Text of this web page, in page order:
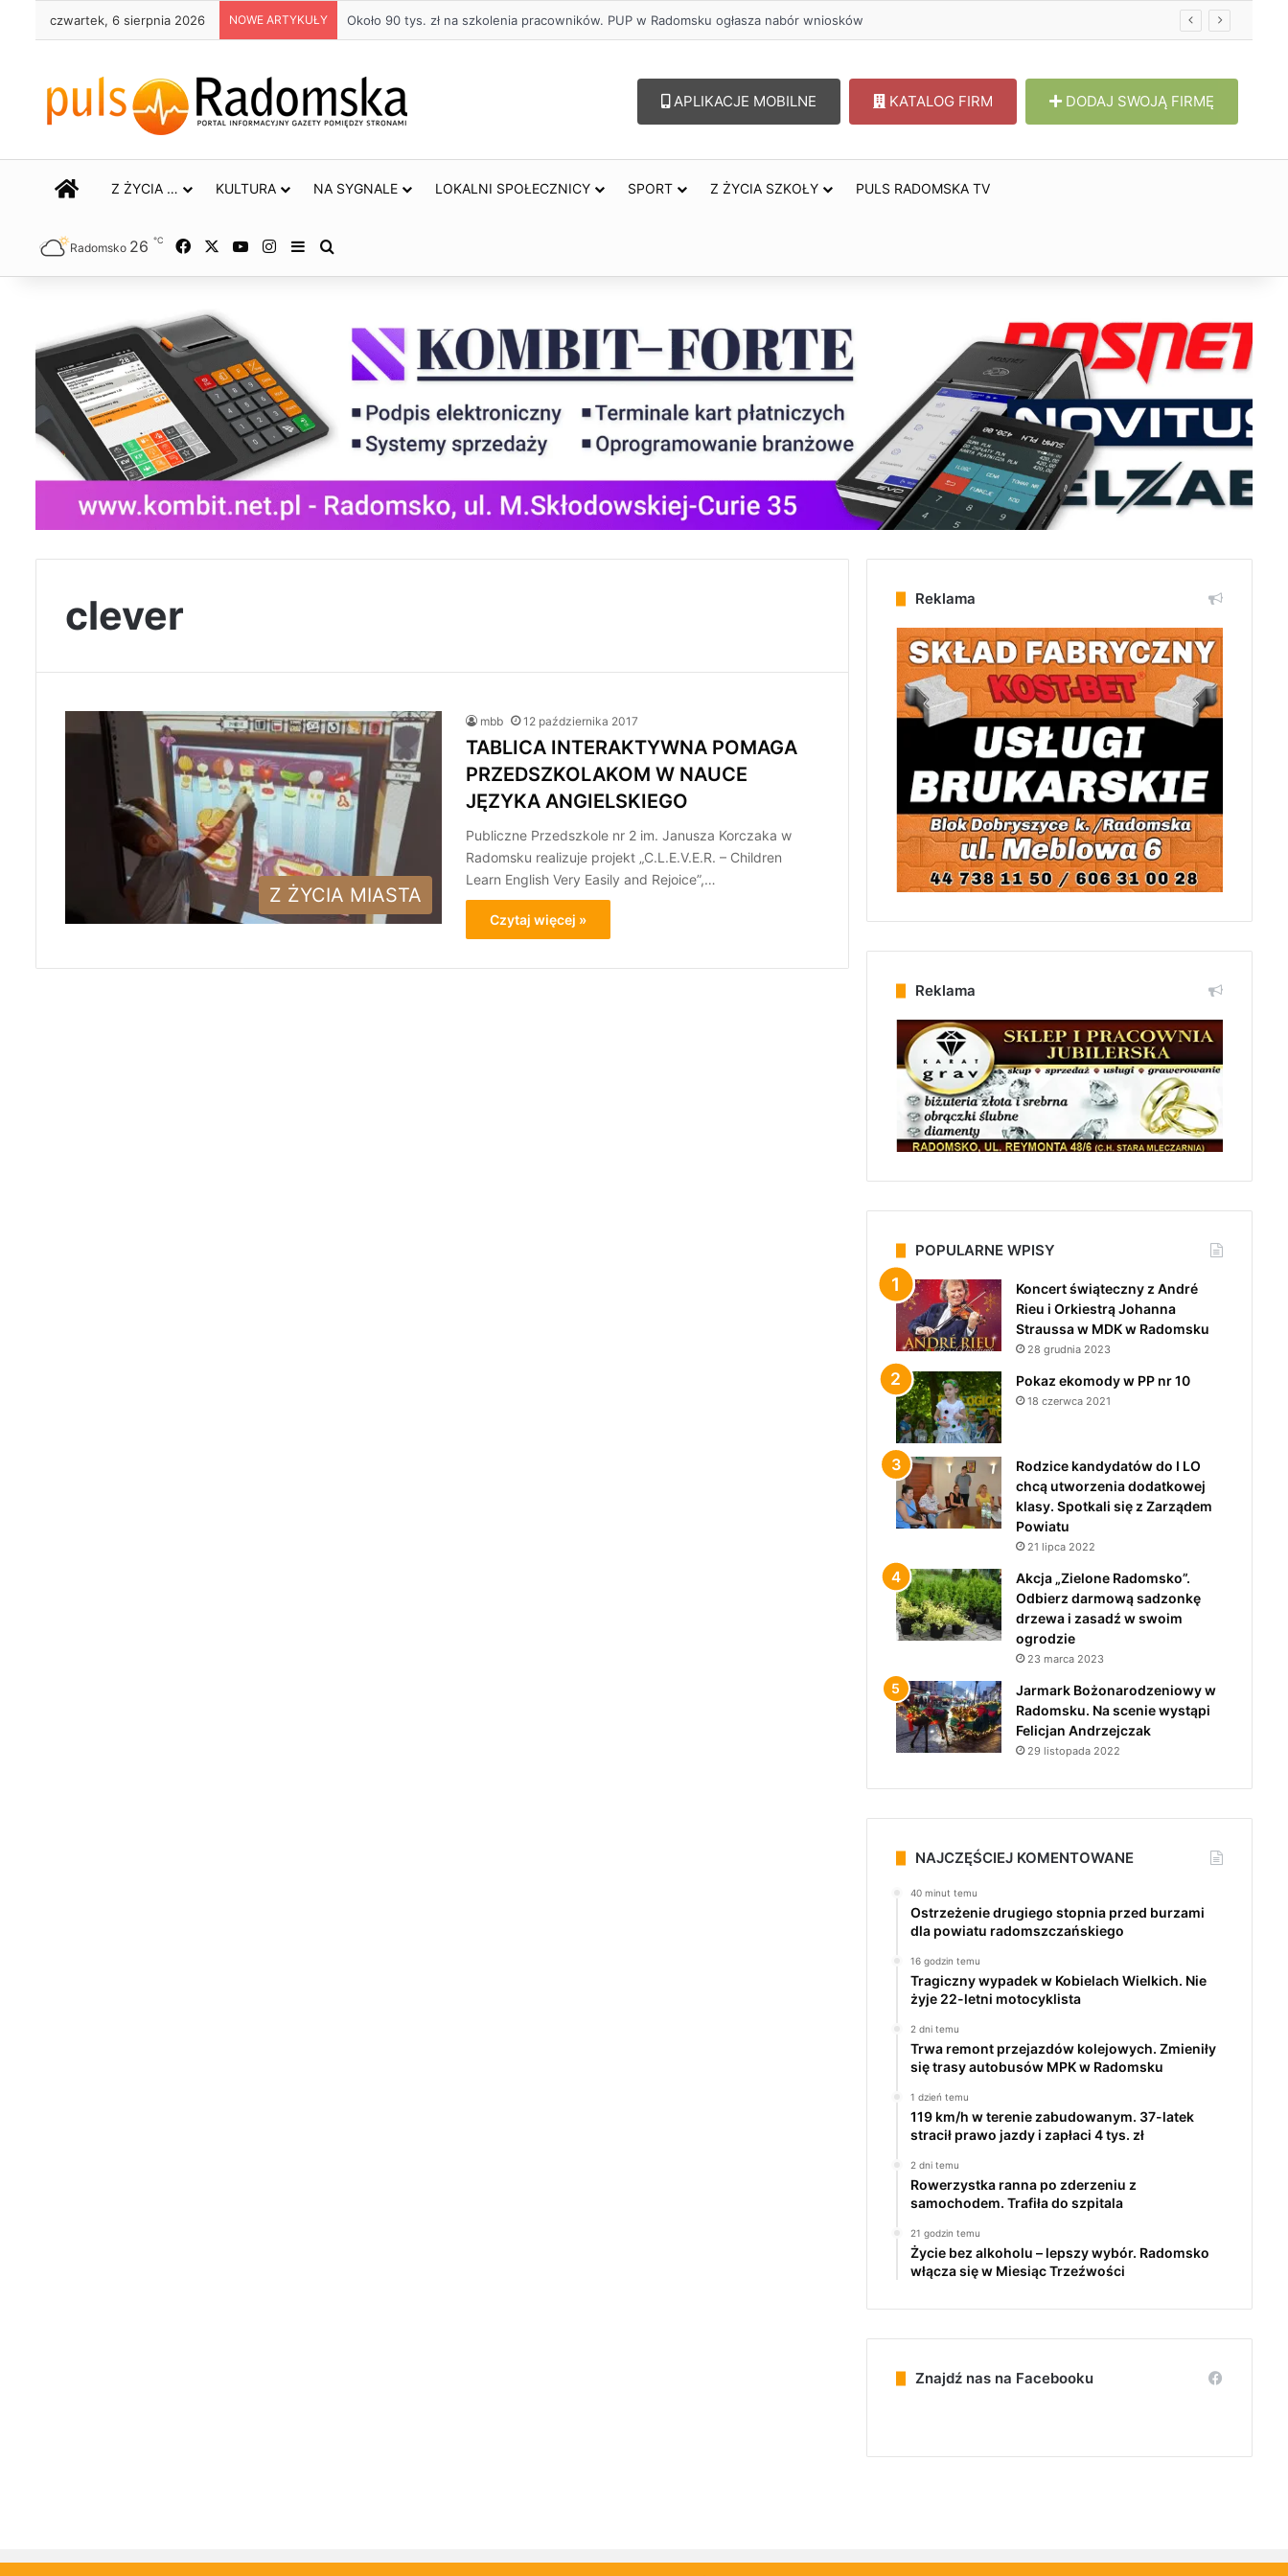
czwartek, 6 sierpnia 2026 NOWE ARTYKUŁY Około 90 tys. zł na szkolenia pracowników. PUP w Radomsku ogłasza nabór wniosków
APLIKACJE MOBILNE KATALOG FIRM DODAJ SWOJĄ FIRMĘ
STRONA GŁÓWNA
Z ŻYCIA … KULTURA NA SYGNALE LOKALNI SPOŁECZNICY SPORT Z ŻYCIA SZKOŁY PULS RADOMSKA TV
Radomsko 26 ℃ Facebook YouTubeInstagram
Sidebar
clever
Z ŻYCIA MIASTA
mbb 12 października 2017
TABLICA INTERAKTYWNA POMAGA
PRZEDSZKOLAKOM W NAUCE
JĘZYKA ANGIELSKIEGO
Publiczne Przedszkole nr 2 im. Janusza Korczaka w
Radomsku realizuje projekt „C.L.E.V.E.R. – Children
Learn English Very Easily and Rejoice”,…
Czytaj więcej »
Reklama
Reklama
POPULARNE WPISY
Koncert świąteczny z André
Rieu i Orkiestrą Johanna
Straussa w MDK w Radomsku
28 grudnia 2023
Pokaz ekomody w PP nr 10
18 czerwca 2021
Rodzice kandydatów do I LO
chcą utworzenia dodatkowej
klasy. Spotkali się z Zarządem
Powiatu
21 lipca 2022
Akcja „Zielone Radomsko”.
Odbierz darmową sadzonkę
drzewa i zasadź w swoim
ogrodzie
23 marca 2023
Jarmark Bożonarodzeniowy w
Radomsku. Na scenie wystąpi
Felicjan Andrzejczak
29 listopada 2022
NAJCZĘŚCIEJ KOMENTOWANE
40 minut temu
Ostrzeżenie drugiego stopnia przed burzami
dla powiatu radomszczańskiego
16 godzin temu
Tragiczny wypadek w Kobielach Wielkich. Nie
żyje 22-letni motocyklista
2 dni temu
Trwa remont przejazdów kolejowych. Zmieniły
się trasy autobusów MPK w Radomsku
1 dzień temu
119 km/h w terenie zabudowanym. 37-latek
stracił prawo jazdy i zapłaci 4 tys. zł
2 dni temu
Rowerzystka ranna po zderzeniu z
samochodem. Trafiła do szpitala
21 godzin temu
Życie bez alkoholu – lepszy wybór. Radomsko
włącza się w Miesiąc Trzeźwości
Znajdź nas na Facebooku